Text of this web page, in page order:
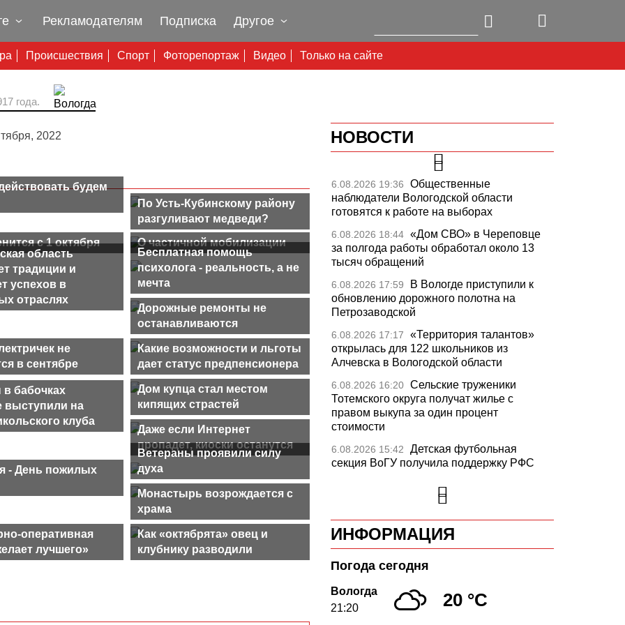
Происшествия Спорт Фоторепортаж Видео Только на сайте
Рекламодателям Подписка Другое
года.
2022
будем
По Усть-Кубинскому району
разгуливают медведи?
с 1 октября
О частичной мобилизации
область
традиции и
успехов в
отраслях
Бесплатная помощь
психолога - реальность, а не
мечта
Дорожные ремонты не
останавливаются
не
в сентябре
Какие возможности и льготы
дает статус предпенсионера
бабочках
выступили на
клуба
Дом купца стал местом
кипящих страстей
Даже если Интернет
пропадет, киоски останутся
- День пожилых
Ветераны проявили силу
духа
Монастырь возрождается с
храма
оперативная
лучшего»
Как «октябрята» овец и
клубнику разводили
НОВОСТИ
6.08.2026 19:36
Общественные
наблюдатели Вологодской области
готовятся к работе на выборах
6.08.2026 18:44 «Дом СВО» в Череповце
за полгода работы обработал около 13
тысяч обращений
6.08.2026 17:59
В Вологде приступили к
обновлению дорожного полотна на
Петрозаводской
6.08.2026 17:17
«Территория талантов»
открылась для 122 школьников из
Алчевска в Вологодской области
6.08.2026 16:20 Сельские труженики
Тотемского округа получат жилье с
правом выкупа за один процент
стоимости
6.08.2026 15:42
Детская футбольная
секция ВоГУ получила поддержку РФС
Уникальный трейл и
силовые шоу приготовили округа
6.08.2026 14:31
Робот Макс на Госуслугах
поможет вологжанам оформить выплату
на первоклассника
6.08.2026 14:00
подтвердила курс на полное обеспечение
лесовосстановления семенным
ИНФОРМАЦИЯ
Погода сегодня
Вологда
21:20
20 °C